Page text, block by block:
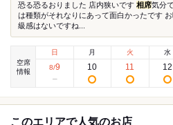
恐る恐るおりました 店内狭いです 相席気分
は種類がそれなりにあって面白かったです
級感はないですね...
空席
情報
日
8/9
月
10
火
11
水
12
このエリアで人気のお店